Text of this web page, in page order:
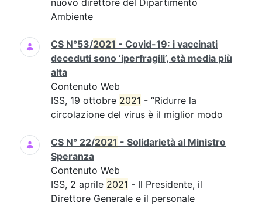
nuovo direttore del Dipartimento
Ambiente
CS N°53/2021 - Covid-19: i vaccinati
deceduti sono ‘iperfragili’, età media più
alta
Contenuto Web
ISS, 19 ottobre 2021 - “Ridurre la
circolazione del virus è il miglior modo
CS N° 22/2021 - Solidarietà al Ministro
Speranza
Contenuto Web
ISS, 2 aprile 2021 - Il Presidente, il
Direttore Generale e il personale